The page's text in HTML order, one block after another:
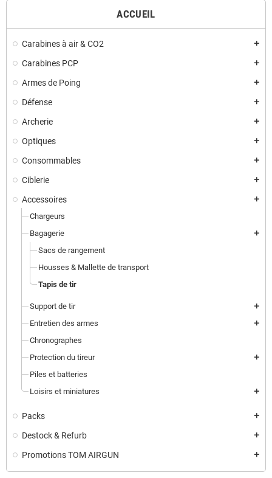
ACCUEIL
Carabines à air & CO2 add
Carabines PCP add
Armes de Poing add
Défense add
Archerie add
Optiques add
Consommables add
Ciblerie add
Accessoires add
Chargeurs
Bagagerie
add
Sacs de rangement
Housses & Mallette de transport
Tapis de tir
Support de tir add
Entretien des armes add
Chronographes
Protection du tireur
add
Piles et batteries
Loisirs et miniatures
add
Packs add
Destock & Refurb add
Promotions TOM AIRGUN add